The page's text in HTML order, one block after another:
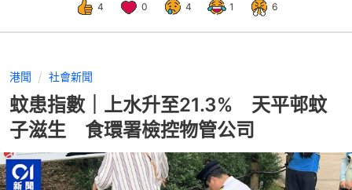
4 0 4 1 6
港聞 社會新聞
蚊患指數｜上水升至21.3% 天平邨蚊
子滋生 食環署檢控物管公司